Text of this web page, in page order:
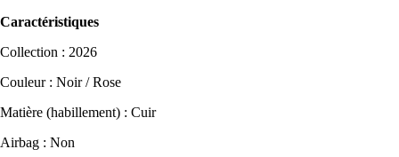
Caractéristiques
Collection : 2026
Couleur : Noir / Rose
Matière (habillement) : Cuir
Airbag : Non